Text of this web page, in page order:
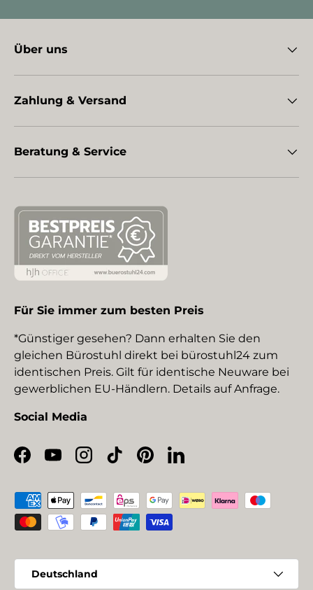
Über uns
Zahlung & Versand
Beratung & Service
Für Sie immer zum besten Preis
*Günstiger gesehen? Dann erhalten Sie den
gleichen Bürostuhl direkt bei bürostuhl24 zum
identischen Preis. Gilt für identische Neuware bei
gewerblichen EU-Händlern. Details auf Anfrage.
Social Media
Facebook
YouTubeInstagram
TikTokPinterestLinkedIn
Zahlungsmethoden
Deutschland